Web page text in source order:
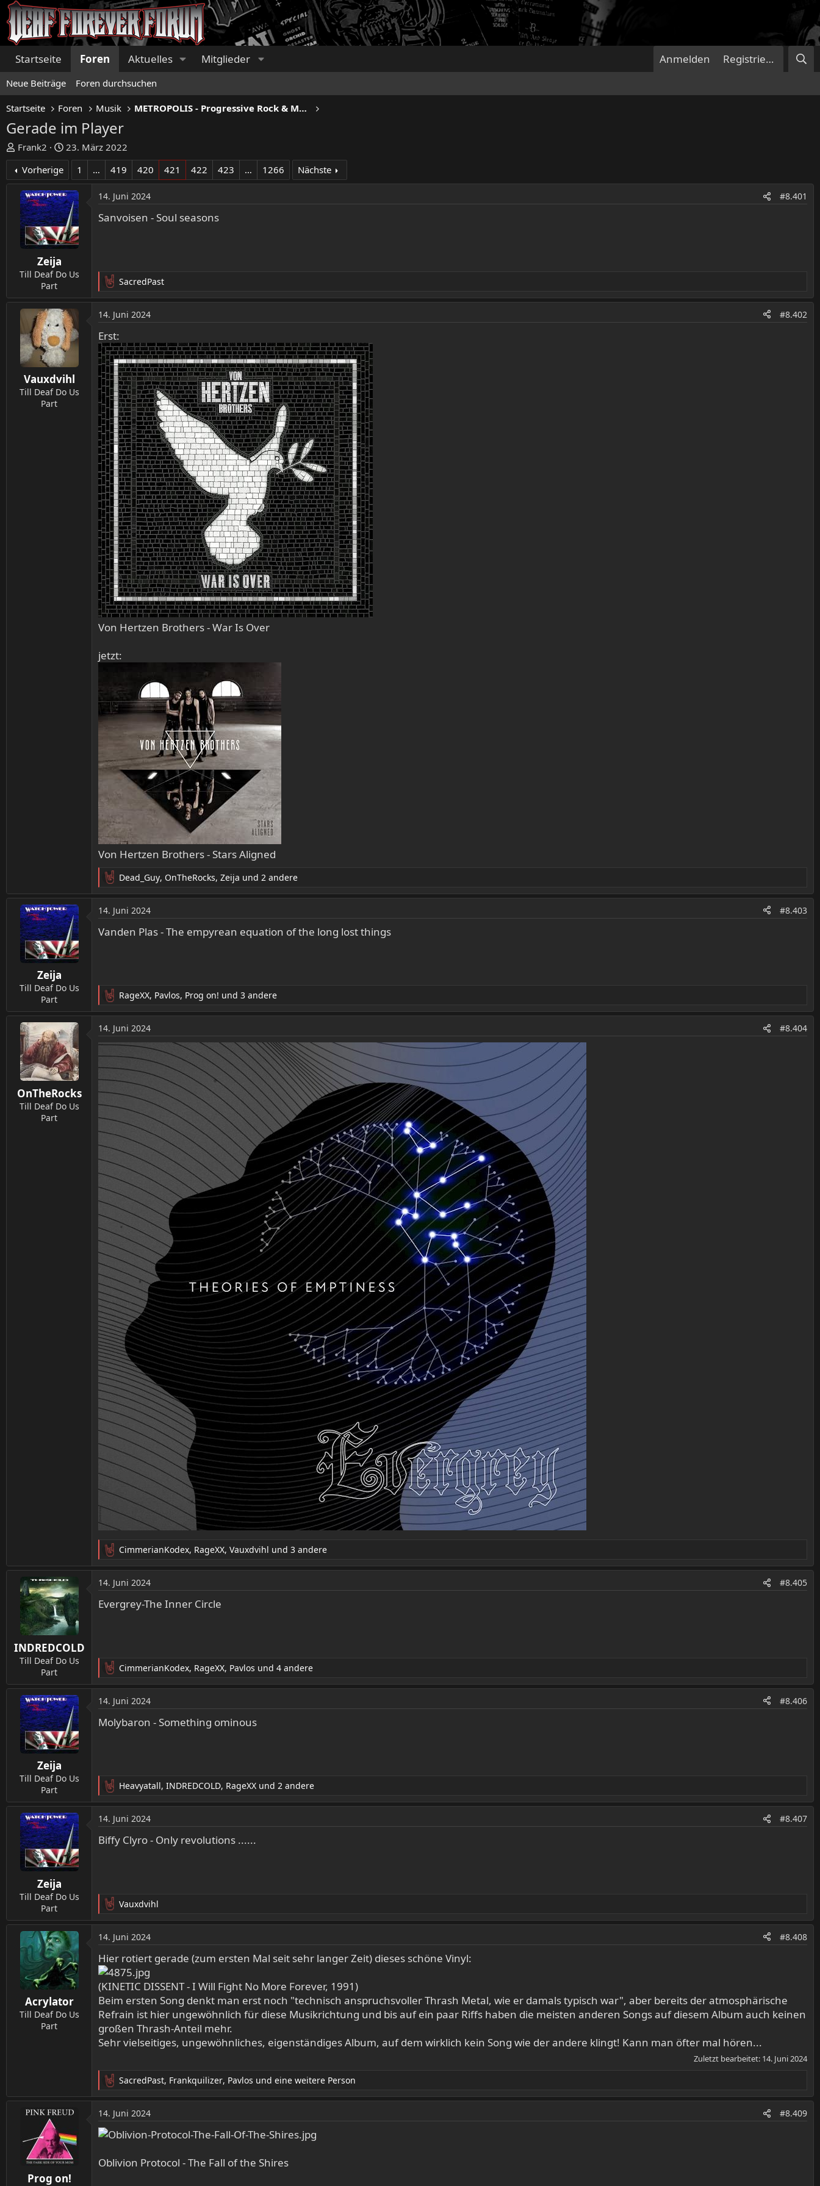
Startseite Foren Aktuelles Mitglieder Anmelden Registrieren
Neue Beiträge Foren durchsuchen
Startseite Foren Musik METROPOLIS - Progressive Rock & Metal
Gerade im Player
E
r
t
e
Frank2
E
r
t
e
l
l
t
a
23. März 2022
Vorherige
1 … 419 420 421 422 423 … 1266 Nächste
Zeija
Till Deaf Do Us
Part
14. Juni 2024 #8.401
Sanvoisen - Soul seasons
R
e
a
k
t
i
o
n
e
n
:
SacredPast
Vauxdvihl
Till Deaf Do Us
Part
14. Juni 2024 #8.402
Erst:
Von Hertzen Brothers - War Is Over
jetzt:
Von Hertzen Brothers - Stars Aligned
R
e
a
k
t
Dead_Guy, OnTheRocks, Zeija und 2 andere
Zeija
Till Deaf Do Us
Part
14. Juni 2024 #8.403
Vanden Plas - The empyrean equation of the long lost things
R
e
a
k
t
i
o
n
e
n
:
RageXX, Pavlos, Prog on! und 3 andere
OnTheRocks
Till Deaf Do Us
Part
14. Juni 2024 #8.404
R
e
a
k
t
n
CimmerianKodex, RageXX, Vauxdvihl und 3 andere
INDREDCOLD
Till Deaf Do Us
Part
14. Juni 2024 #8.405
Evergrey-The Inner Circle
R
e
a
k
t
CimmerianKodex, RageXX, Pavlos und 4 andere
Zeija
Till Deaf Do Us
Part
14. Juni 2024 #8.406
Molybaron - Something ominous
R
e
a
k
t
n
Heavyatall, INDREDCOLD, RageXX und 2 andere
Zeija
Till Deaf Do Us
Part
14. Juni 2024 #8.407
Biffy Clyro - Only revolutions ......
R
e
a
k
t
i
o
n
e
n
:
Vauxdvihl
Acrylator
Till Deaf Do Us
Part
14. Juni 2024 #8.408
Hier rotiert gerade (zum ersten Mal seit sehr langer Zeit) dieses schöne Vinyl:
(KINETIC DISSENT - I Will Fight No More Forever, 1991)
Beim ersten Song denkt man erst noch "technisch anspruchsvoller Thrash Metal, wie er damals typisch war", aber bereits der atmosphärische
Refrain ist hier ungewöhnlich für diese Musikrichtung und bis auf ein paar Riffs haben die meisten anderen Songs auf diesem Album auch keinen
großen Thrash-Anteil mehr.
Sehr vielseitiges, ungewöhnliches, eigenständiges Album, auf dem wirklich kein Song wie der andere klingt! Kann man öfter mal hören...
Zuletzt bearbeitet: 14. Juni 2024
R
e
a
k
t
n
SacredPast, Frankquilizer, Pavlos und eine weitere Person
Prog on!
14. Juni 2024 #8.409
Oblivion Protocol - The Fall of the Shires